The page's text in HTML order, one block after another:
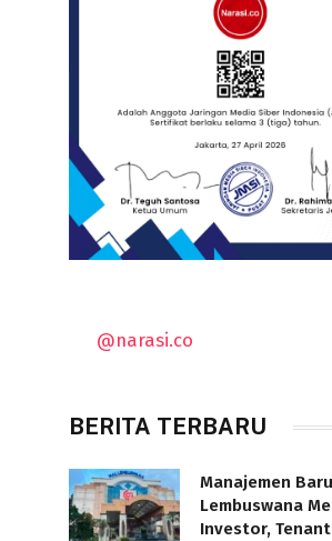
@narasi.co
BERITA TERBARU
Manajemen
Lembuswana
Investor, Tenant